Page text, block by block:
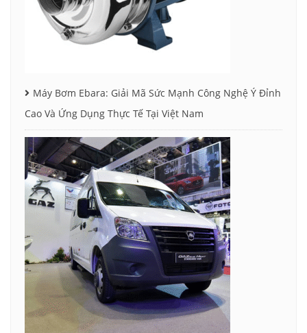
Máy Bơm Ebara: Giải Mã Sức Mạnh Công Nghệ Ý Đỉnh
Cao Và Ứng Dụng Thực Tế Tại Việt Nam